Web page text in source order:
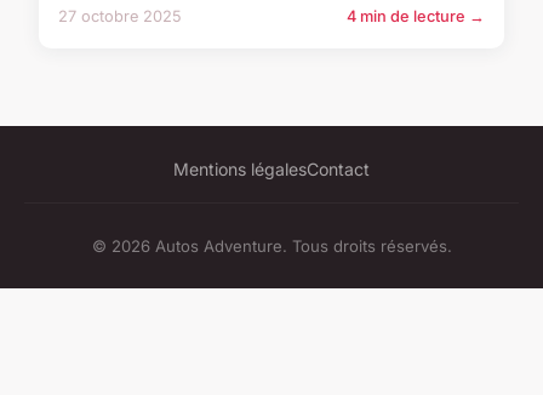
27 octobre 2025 4 min de lecture →
Mentions légalesContact
© 2026 Autos Adventure. Tous droits réservés.